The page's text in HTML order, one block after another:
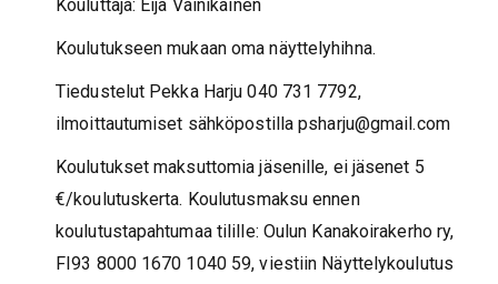
Kouluttaja: Eija Vainikainen
Koulutukseen mukaan oma näyttelyhihna.
Tiedustelut Pekka Harju 040 731 7792,
ilmoittautumiset sähköpostilla psharju@gmail.com
Koulutukset maksuttomia jäsenille, ei jäsenet 5
€/koulutuskerta. Koulutusmaksu ennen
koulutustapahtumaa tilille: Oulun Kanakoirakerho ry,
FI93 8000 1670 1040 59, viestiin Näyttelykoulutus